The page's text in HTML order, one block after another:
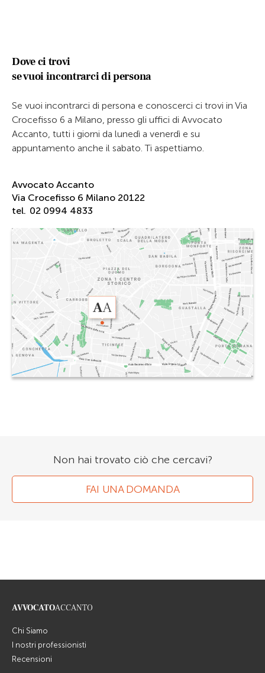
Dove ci trovi
se vuoi incontrarci di persona
Se vuoi incontrarci di persona e conoscerci ci trovi in Via
Crocefisso 6 a Milano, presso gli uffici di Avvocato
Accanto, tutti i giorni da lunedì a venerdì e su
appuntamento anche il sabato. Ti aspettiamo.
Avvocato Accanto
Via Crocefisso 6 Milano 20122
tel. 02 0994 4833
Non hai trovato ciò che cercavi?
FAI UNA DOMANDA
AVVOCATOACCANTO
Chi Siamo
I nostri professionisti
Recensioni